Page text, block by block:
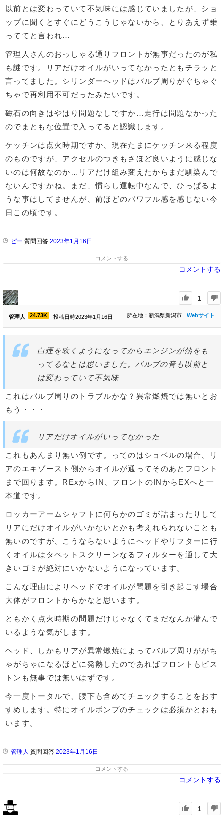
以前とは変わっていて不気味には感じていましたが、ショ
ップに聞くとすぐにどうこうじゃないから、とりあえず乗
っててと言われ…
管理人さんのおっしゃる通りフロントが無事だったのが私
も謎です。リアだけオイルがいってなかったともチラッと
言ってました。シリンダーヘッドはバルブ周りがぐちゃぐ
ちゃで再利用不可だったみたいです。
磁石の向きはやはり問題なしですか…走行は問題なかった
のでまともな位置で入ってると認識します。
ケッチンは点火時期ですか、現在たまにケッチン来る程度
のものですが、アクセルのつきもさほど良いように感じな
いのは何故なのか…リアだけ組み変えたからまだ馴染んで
ないんですかね。まだ、慣らし運転中なんで、ひっぱるよ
うな事はしてませんが、前ほどのパワフル感を感じない今
日この頃です。
ピー 質問回答 2023年1月16日
コメントする
コメントする
1
管理人 24.73K 投稿日時2023年1月16日 Webサイト
所在地：新潟県新潟市
白煙を吹くようになってからエンジンが熱をも
ってるなとは思いました。バルブの音も以前と
は変わっていて不気味
これはバルブ周りのトラブルかな？異常燃焼では無いとお
もう・・・
リアだけオイルがいってなかった
これもあんまり無い例です。ってのはショベルの場合、リ
アのエキゾースト側からオイルが通ってそのあとフロント
まで回ります。RExからIN、フロントのINからEXへと一
本道です。
ロッカーアームシャフトに何らかのゴミが詰まったりして
リアにだけオイルがいかないとかも考えれられないことも
無いのですが、こうならないようにヘッドやリフターに行
くオイルはタペットスクリーンなるフィルターを通して大
きいゴミが絶対にいかないようになっています。
こんな理由によりヘッドでオイルが問題を引き起こす場合
大体がフロントからかなと思います。
ともかく点火時期の問題だけじゃなくてまだなんか潜んで
いるような気がします。
ヘッド、しかもリアが異常燃焼によってバルブ周りががち
ゃがちゃになるほどに発熱したのであればフロントもピス
トンも無事では無いはずです。
今一度トータルで、腰下も含めてチェックすることをおす
すめします。特にオイルポンプのチェックは必須かとおも
います。
管理人 質問回答 2023年1月16日
コメントする
コメントする
1